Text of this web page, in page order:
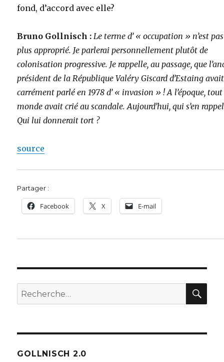
fond, d’accord avec elle?
Bruno Gollnisch : Le terme d’ « occupation » n’est
plus approprié. Je parlerai personnellement plutôt de
colonisation progressive. Je rappelle, au passage, que
président de la République Valéry Giscard d’Estaing avait
carrément parlé en 1978 d’ « invasion » ! A l’époque,
monde avait crié au scandale. Aujourd’hui, qui s’en
Qui lui donnerait tort ?
source
Partager :
Facebook X E-mail
Recherche
pour :
GOLLNISCH 2.0